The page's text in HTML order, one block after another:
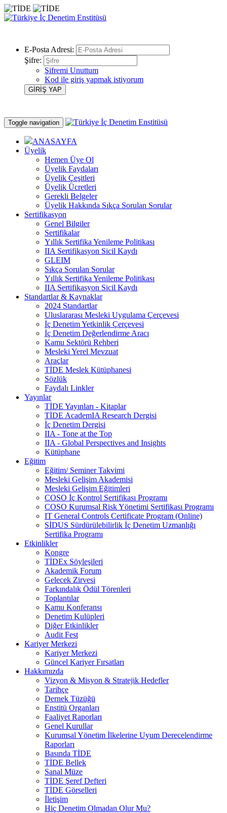
E-Posta Adresi:
Şifre:
Şifremi Unuttum
Kod ile giriş yapmak istiyorum
Toggle navigation
ANASAYFA
Üyelik
Hemen Üye Ol
Üyelik Faydaları
Üyelik Çeşitleri
Üyelik Ücretleri
Gerekli Belgeler
Üyelik Hakkında Sıkça Sorulan Sorular
Sertifikasyon
Genel Bilgiler
Sertifikalar
Yıllık Sertifika Yenileme Politikası
IIA Sertifikasyon Sicil Kaydı
GLEIM
Sıkça Sorulan Sorular
Yıllık Sertifika Yenileme Politikası
IIA Sertifikasyon Sicil Kaydı
Standartlar & Kaynaklar
2024 Standartlar
Uluslararası Mesleki Uygulama Çerçevesi
İç Denetim Yetkinlik Çerçevesi
İç Denetim Değerlendirme Aracı
Kamu Sektörü Rehberi
Mesleki Yerel Mevzuat
Araçlar
TİDE Meslek Kütüphanesi
Sözlük
Faydalı Linkler
Yayınlar
TİDE Yayınları - Kitaplar
TİDE AcademIA Research Dergisi
İç Denetim Dergisi
IIA - Tone at the Top
IIA - Global Perspectives and Insights
Kütüphane
Eğitim
Eğitim/ Seminer Takvimi
Mesleki Gelişim Akademisi
Mesleki Gelişim Eğitimleri
COSO İç Kontrol Sertifikası Programı
COSO Kurumsal Risk Yönetimi Sertifikası Programı
IT General Controls Certificate Program (Online)
SİDUS Sürdürülebilirlik İç Denetim Uzmanlığı
Sertifika Programı
Etkinlikler
Kongre
TİDEx Söyleşileri
Akademik Forum
Gelecek Zirvesi
Farkındalık Ödül Törenleri
Toplantılar
Kamu Konferansı
Denetim Kulüpleri
Diğer Etkinlikler
Audit Fest
Kariyer Merkezi
Kariyer Merkezi
Güncel Kariyer Fırsatları
Hakkımızda
Vizyon & Misyon & Stratejik Hedefler
Tarihçe
Dernek Tüzüğü
Enstitü Organları
Faaliyet Raporları
Genel Kurullar
Kurumsal Yönetim İlkelerine Uyum Derecelendirme
Raporları
Basında TİDE
TİDE Bellek
Sanal Müze
TİDE Şeref Defteri
TİDE Görselleri
İletişim
Hiç Denetim Olmadan Olur Mu?